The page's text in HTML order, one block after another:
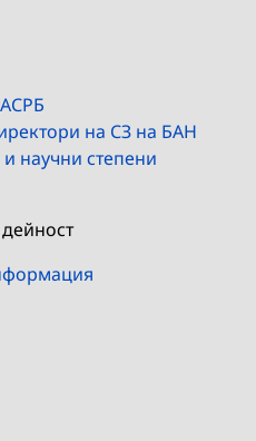
на СЗ на БАН
научни степени